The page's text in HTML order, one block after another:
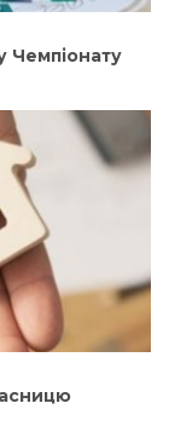
Чемпіонату